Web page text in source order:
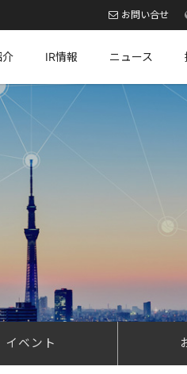
介 IR情報 ニュース
お問い合せ
イベント